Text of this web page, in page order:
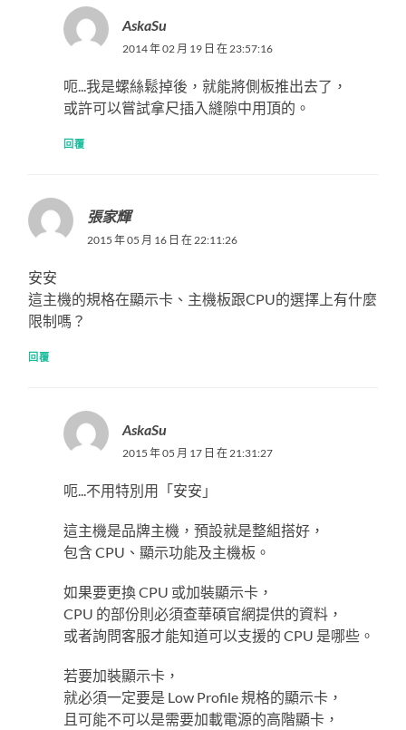
AskaSu
2014 年 02 月 19 日 在 23:57:16
呃...我是螺絲鬆掉後，就能將側板推出去了，
或許可以嘗試拿尺插入縫隙中用頂的。
回覆
張家輝
2015 年 05 月 16 日 在 22:11:26
安安
這主機的規格在顯示卡、主機板跟CPU的選擇上有什麼
限制嗎？
回覆
AskaSu
2015 年 05 月 17 日 在 21:31:27
呃...不用特別用「安安」
這主機是品牌主機，預設就是整組搭好，
包含 CPU、顯示功能及主機板。
如果要更換 CPU 或加裝顯示卡，
CPU 的部份則必須查華碩官網提供的資料，
或者詢問客服才能知道可以支援的 CPU 是哪些。
若要加裝顯示卡，
就必須一定要是 Low Profile 規格的顯示卡，
且可能不可以是需要加載電源的高階顯卡，